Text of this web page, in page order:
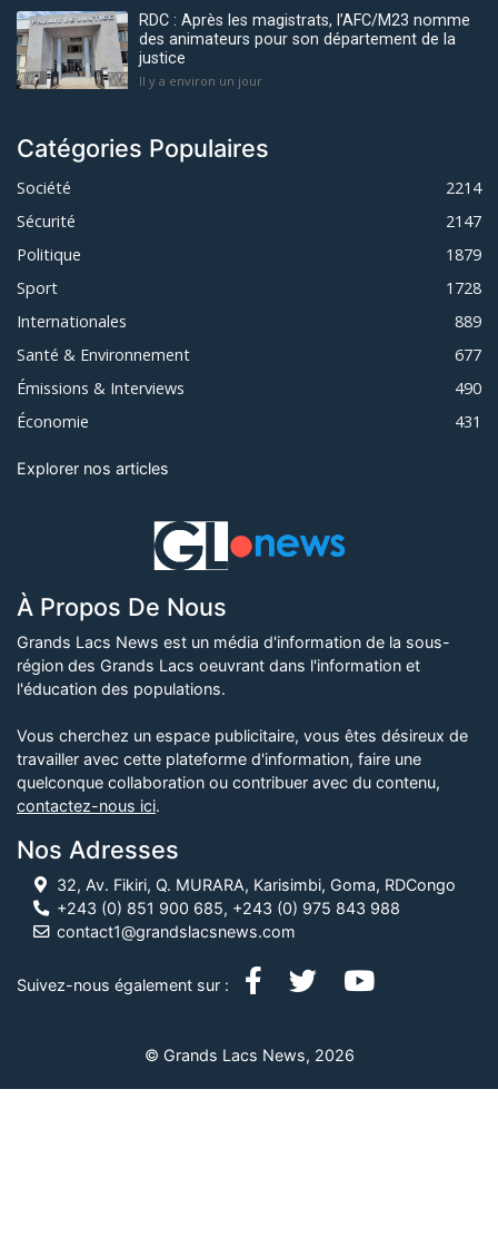
RDC : Après les magistrats, l’AFC/M23 nomme
des animateurs pour son département de la
justice
Il y a environ un jour
Catégories Populaires
Société
2214
Sécurité
2147
Politique
1879
Sport
1728
Internationales
889
Santé & Environnement
677
Émissions & Interviews
490
Économie
431
Explorer nos articles
À Propos De Nous
Grands Lacs News est un média d'information de la sous-
région des Grands Lacs oeuvrant dans l'information et
l'éducation des populations.
Vous cherchez un espace publicitaire, vous êtes désireux de
travailler avec cette plateforme d'information, faire une
quelconque collaboration ou contribuer avec du contenu,
contactez-nous ici.
Nos Adresses
32, Av. Fikiri, Q. MURARA, Karisimbi, Goma, RDCongo
+243 (0) 851 900 685, +243 (0) 975 843 988
contact1@grandslacsnews.com
Suivez-nous également sur :
© Grands Lacs News, 2026